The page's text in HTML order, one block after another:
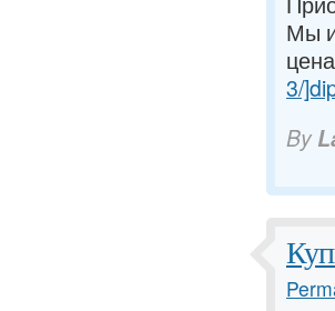
Мы
3/
By